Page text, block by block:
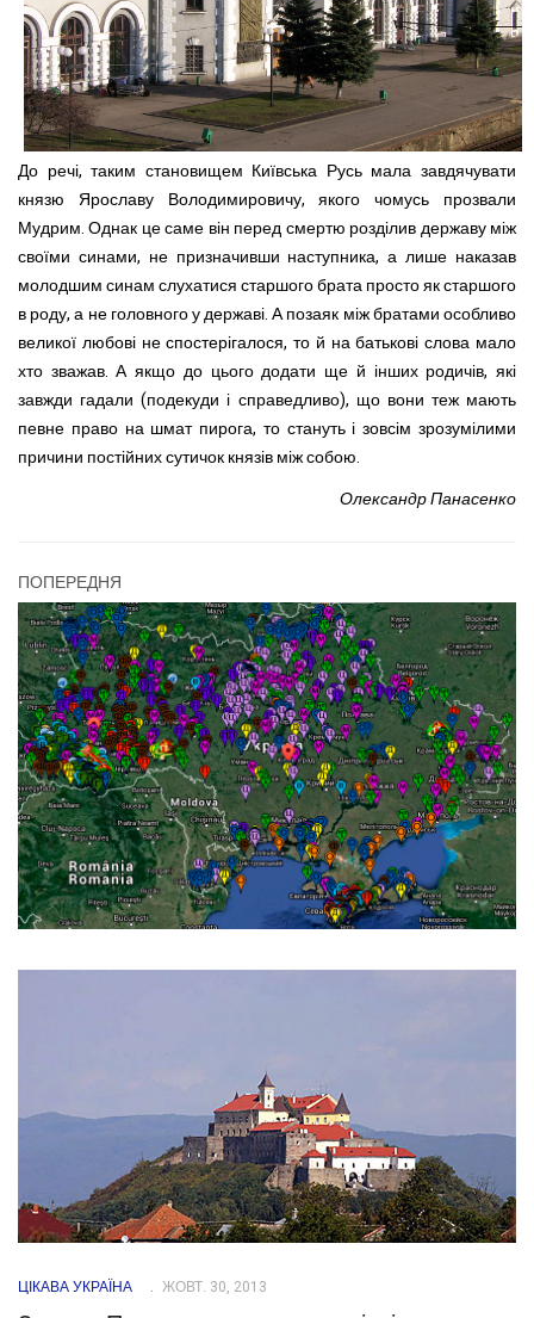
До речі, таким становищем Київська Русь мала завдячувати
князю Ярославу Володимировичу, якого чомусь прозвали
Мудрим. Однак це саме він перед смертю розділив державу між
своїми синами, не призначивши наступника, а лише наказав
молодшим синам слухатися старшого брата просто як старшого
в роду, а не головного у державі. А позаяк між братами особливо
великої любові не спостерігалося, то й на батькові слова мало
хто зважав. А якщо до цього додати ще й інших родичів, які
завжди гадали (подекуди і справедливо), що вони теж мають
певне право на шмат пирога, то стануть і зовсім зрозумілими
причини постійних сутичок князів між собою.
Олександр Панасенко
ПОПЕРЕДНЯ
ЦІКАВА УКРАЇНА ЖОВТ. 30, 2013